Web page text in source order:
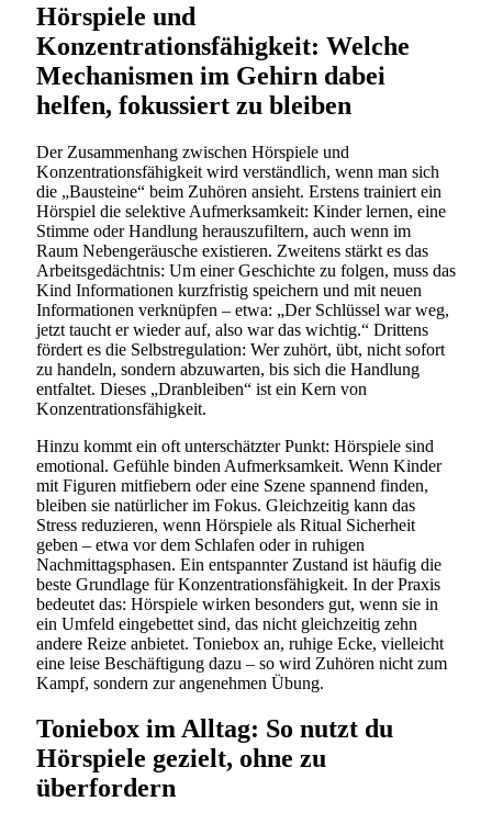
Hörspiele und
Konzentrationsfähigkeit: Welche
Mechanismen im Gehirn dabei
helfen, fokussiert zu bleiben
Der Zusammenhang zwischen Hörspiele und
Konzentrationsfähigkeit wird verständlich, wenn man sich
die „Bausteine“ beim Zuhören ansieht. Erstens trainiert ein
Hörspiel die selektive Aufmerksamkeit: Kinder lernen, eine
Stimme oder Handlung herauszufiltern, auch wenn im
Raum Nebengeräusche existieren. Zweitens stärkt es das
Arbeitsgedächtnis: Um einer Geschichte zu folgen, muss das
Kind Informationen kurzfristig speichern und mit neuen
Informationen verknüpfen – etwa: „Der Schlüssel war weg,
jetzt taucht er wieder auf, also war das wichtig.“ Drittens
fördert es die Selbstregulation: Wer zuhört, übt, nicht sofort
zu handeln, sondern abzuwarten, bis sich die Handlung
entfaltet. Dieses „Dranbleiben“ ist ein Kern von
Konzentrationsfähigkeit.
Hinzu kommt ein oft unterschätzter Punkt: Hörspiele sind
emotional. Gefühle binden Aufmerksamkeit. Wenn Kinder
mit Figuren mitfiebern oder eine Szene spannend finden,
bleiben sie natürlicher im Fokus. Gleichzeitig kann das
Stress reduzieren, wenn Hörspiele als Ritual Sicherheit
geben – etwa vor dem Schlafen oder in ruhigen
Nachmittagsphasen. Ein entspannter Zustand ist häufig die
beste Grundlage für Konzentrationsfähigkeit. In der Praxis
bedeutet das: Hörspiele wirken besonders gut, wenn sie in
ein Umfeld eingebettet sind, das nicht gleichzeitig zehn
andere Reize anbietet. Toniebox an, ruhige Ecke, vielleicht
eine leise Beschäftigung dazu – so wird Zuhören nicht zum
Kampf, sondern zur angenehmen Übung.
Toniebox im Alltag: So nutzt du
Hörspiele gezielt, ohne zu
überfordern